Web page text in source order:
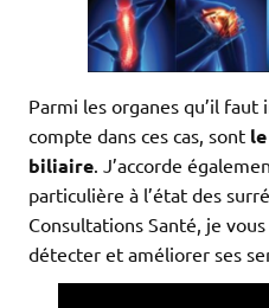
Parmi les organes qu’il
compte dans ces cas, sont
biliaire. J’accorde
particulière à l’état des
Consultations Santé, je
détecter et améliorer ses